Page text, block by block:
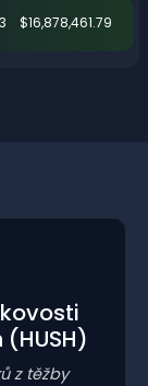
$16,878,461.79
(HUSH)
z těžby